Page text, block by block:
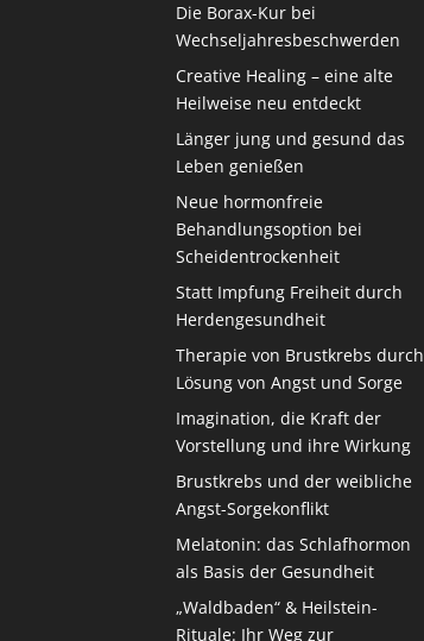
Die Borax-Kur bei
Wechseljahresbeschwerden
Creative Healing – eine alte
Heilweise neu entdeckt
Länger jung und gesund das
Leben genießen
Neue hormonfreie
Behandlungsoption bei
Scheidentrockenheit
Statt Impfung Freiheit durch
Herdengesundheit
Therapie von Brustkrebs durch
Lösung von Angst und Sorge
Imagination, die Kraft der
Vorstellung und ihre Wirkung
Brustkrebs und der weibliche
Angst-Sorgekonflikt
Melatonin: das Schlafhormon
als Basis der Gesundheit
„Waldbaden“ & Heilstein-
Rituale: Ihr Weg zur